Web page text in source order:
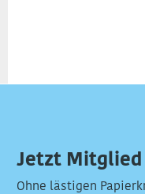
Jetzt Mitglied
Ohne lästigen